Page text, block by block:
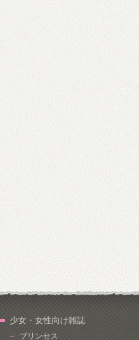
少女・女性向け雑誌
プリンセス